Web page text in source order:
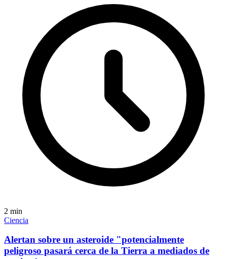
2 min
Ciencia
Alertan sobre un asteroide "potencialmente
peligroso pasará cerca de la Tierra a mediados de